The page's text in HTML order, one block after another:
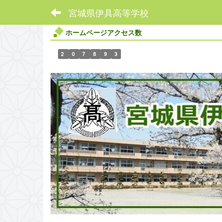
宮城県伊具高等学校
ホームページアクセス数
2 0 7 8 9 3